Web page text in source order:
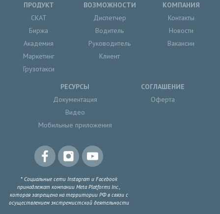
ПРОДУКТ
СКАТ
Биржа
Академия
Маркетинг
Грузотакси
ВОЗМОЖНОСТИ
Диспетчер
Водитель
Руководитель
Клиент
КОМПАНИЯ
Контакты
Новости
Вакансии
РЕСУРСЫ
Документация
Видео
Мобильные приложения
СОГЛАШЕНИЕ
Оферта
* Социальные сети Instagram и Facebook
принадлежат компании Meta Platforms Inc.,
которая запрещена на территории РФ в связи с
осуществлением экстремистской деятельности